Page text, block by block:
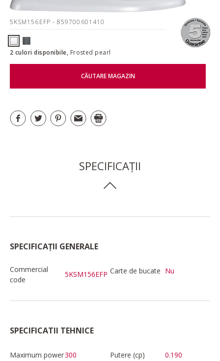
5KSM156EFP - 859700601410
2 culori disponibile, Frosted pearl
CĂUTARE MAGAZIN
SPECIFICAȚII
SPECIFICAȚII GENERALE
Commercial
code
5KSM156EFP Carte de bucate Nu
SPECIFICATII TEHNICE
Maximum power300 Putere (cp)
0.190